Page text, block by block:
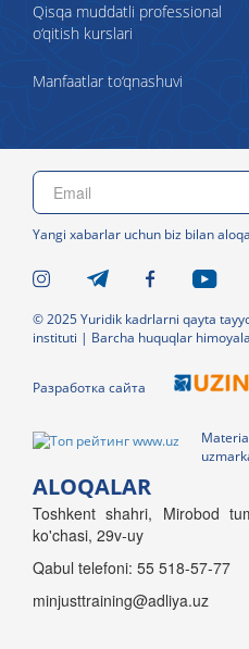
Qisqa muddatli professional
o‘qitish kurslari
Manfaatlar to‘qnashuvi
Yangi xabarlar uchun biz bilan
© 2025 Yuridik kadrlarni qayta
instituti | Barcha huquqlar
Разработка сайта
ALOQALAR
Toshkent shahri, Mirobod
ko'chasi, 29v-uy
Qabul telefoni: 55 518-57-77
minjusttraining@adliya.uz